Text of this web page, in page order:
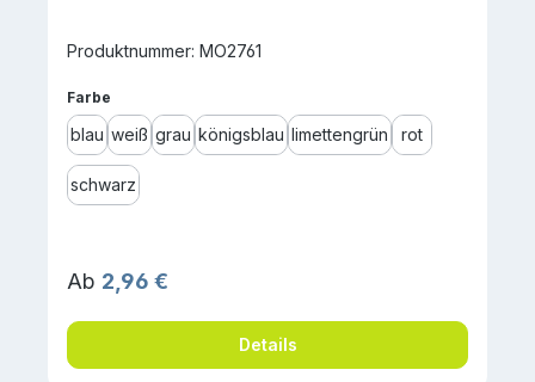
Produktnummer: MO2761
Farbe
blau weiß grau königsblau limettengrün rot
schwarz
Regulärer Preis:
Ab 2,96 €
Details